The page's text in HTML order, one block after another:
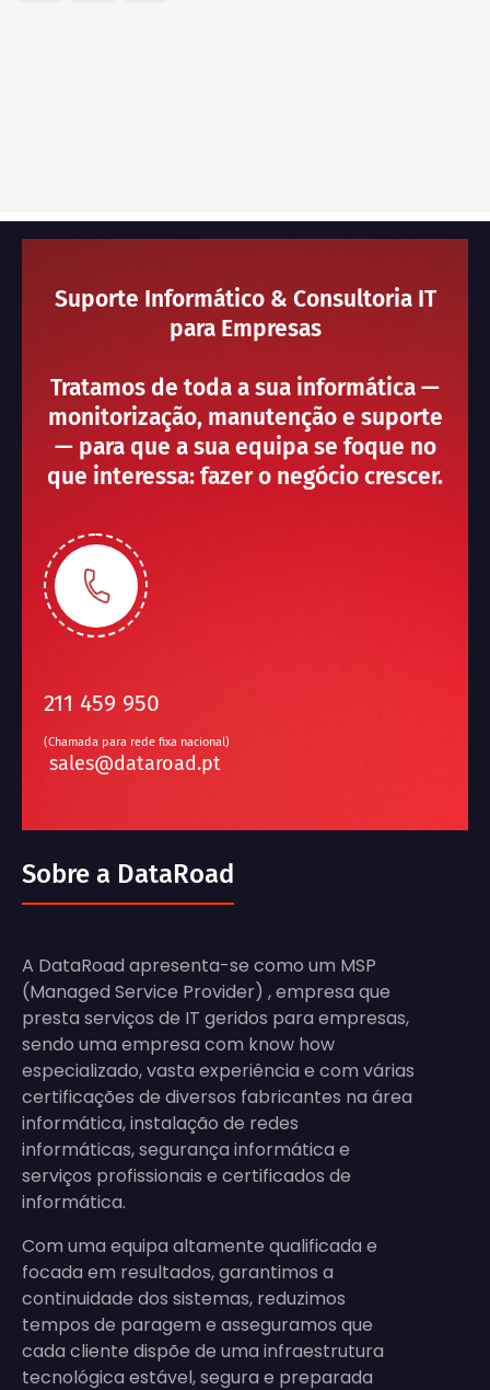
Suporte Informático & Consultoria IT
para Empresas
Tratamos de toda a sua informática —
monitorização, manutenção e suporte
— para que a sua equipa se foque no
que interessa: fazer o negócio crescer.
211 459 950
(Chamada para rede fixa nacional)
sales@dataroad.pt
Sobre a DataRoad
A DataRoad apresenta-se como um MSP
(Managed Service Provider) , empresa que
presta serviços de IT geridos para empresas,
sendo uma empresa com know how
especializado, vasta experiência e com várias
certificações de diversos fabricantes na área
informática, instalação de redes
informáticas, segurança informática e
serviços profissionais e certificados de
informática.
Com uma equipa altamente qualificada e
focada em resultados, garantimos a
continuidade dos sistemas, reduzimos
tempos de paragem e asseguramos que
cada cliente dispõe de uma infraestrutura
tecnológica estável, segura e preparada